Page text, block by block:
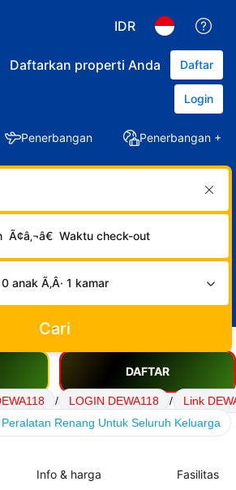
IDR
Daftarkan properti Anda Daftar
Login
Penerbangan Penerbangan +
Ã¢â‚¬â€ Waktu check-out
anak Ã‚Â· 1 kamar
Cari
DAFTAR
/ LOGIN DEWA118 /
Link
Renang Untuk Seluruh Keluarga
Info & harga Fasilitas